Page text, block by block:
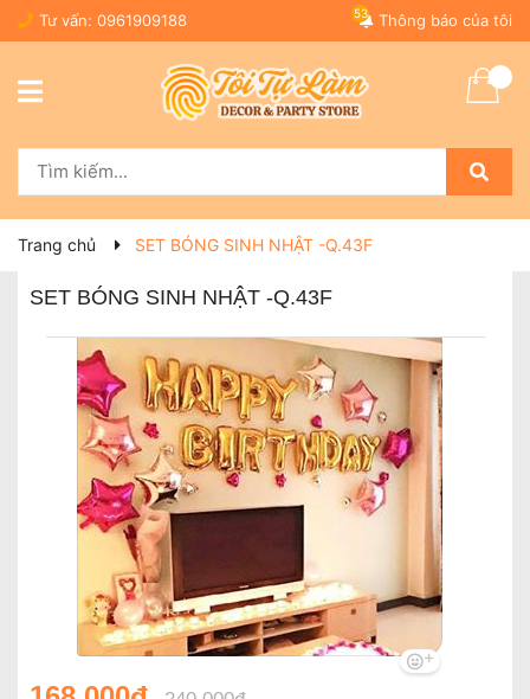
Tư vấn: 0961909188 Thông báo của tôi
53
Trang chủ SET BÓNG SINH NHẬT -Q.43F
SET BÓNG SINH NHẬT -Q.43F